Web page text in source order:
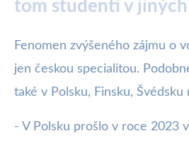
tom studenti v jiných
Fenomen zvýšeného zájmu o
jen českou specialitou.
také v Polsku, Finsku, Švédsku
- V Polsku prošlo v roce 2023